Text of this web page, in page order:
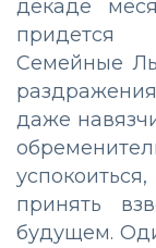
декаде
придется
Семейные
даже
принять
будущем.